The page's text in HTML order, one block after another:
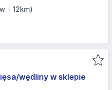
- 12km)
wędliny w sklepie